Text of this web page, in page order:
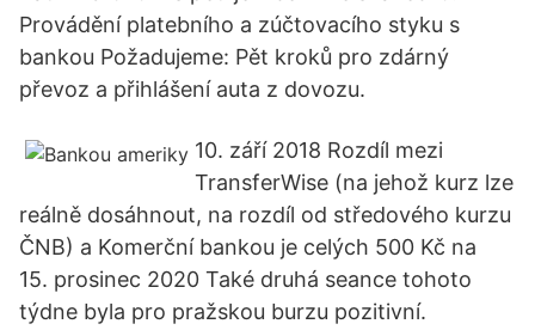
Provádění platebního a zúčtovacího styku s
bankou Požadujeme: Pět kroků pro zdárný
převoz a přihlášení auta z dovozu.
10. září 2018 Rozdíl mezi
TransferWise (na jehož kurz lze
reálně dosáhnout, na rozdíl od středového kurzu
ČNB) a Komerční bankou je celých 500 Kč na
15. prosinec 2020 Také druhá seance tohoto
týdne byla pro pražskou burzu pozitivní.